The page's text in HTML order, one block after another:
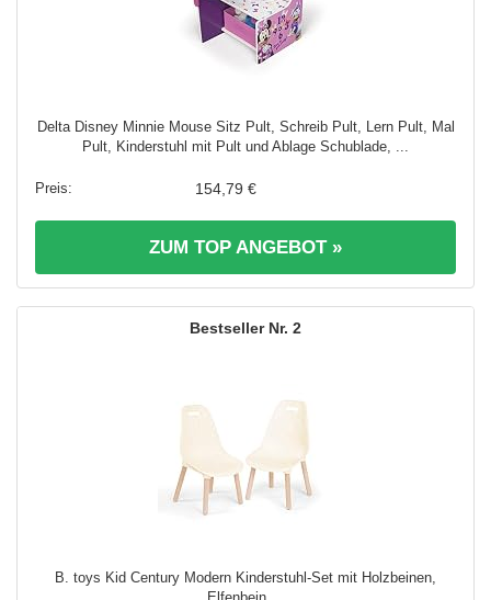
Delta Disney Minnie Mouse Sitz Pult, Schreib Pult, Lern Pult, Mal
Pult, Kinderstuhl mit Pult und Ablage Schublade, ...
154,79 €
ZUM TOP ANGEBOT »
2
B. toys Kid Century Modern Kinderstuhl-Set mit Holzbeinen,